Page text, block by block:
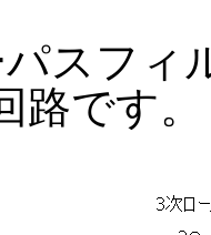
スフィ
路です。